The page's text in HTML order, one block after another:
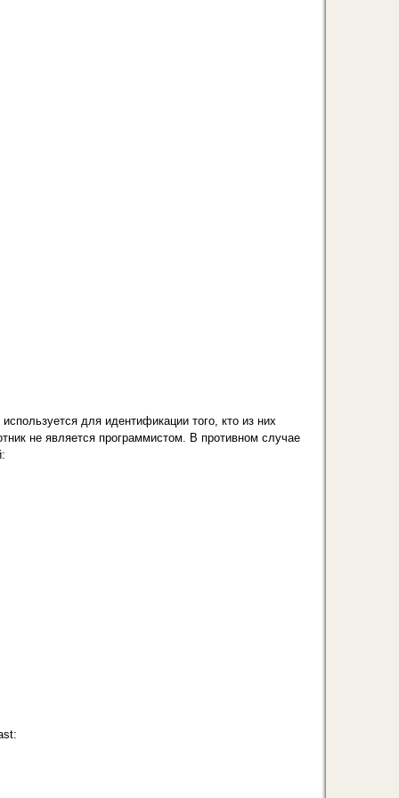
для идентификации того, кто из них
не является программистом. В противном случае